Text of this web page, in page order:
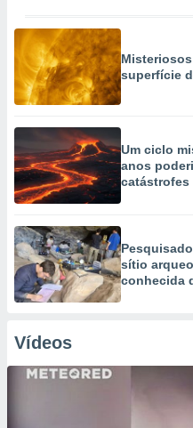
superfície
Um ciclo
anos
catástrofes
sítio
conhecida
Vídeos